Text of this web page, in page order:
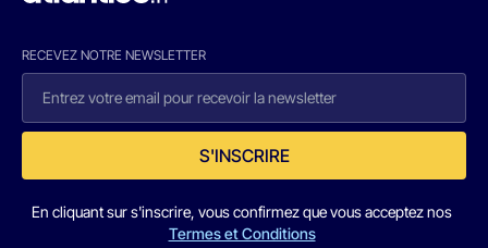
RECEVEZ NOTRE NEWSLETTER
S'INSCRIRE
En cliquant sur s'inscrire, vous confirmez que vous acceptez nos
Termes et Conditions